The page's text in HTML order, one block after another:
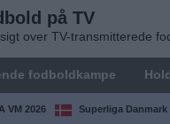
på TV
over TV-transmitterede
fodboldkampe
VM 2026 Superliga Danmark